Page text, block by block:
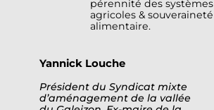
pérennité des systèmes
agricoles & souveraineté
alimentaire.
Yannick Louche
Président du Syndicat mixte
d’aménagement de la vallée